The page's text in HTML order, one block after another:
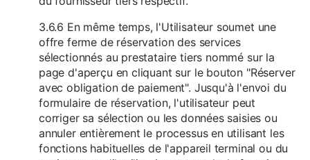
3.6.6 En même temps, l'Utilisateur soumet une
offre ferme de réservation des services
sélectionnés au prestataire tiers nommé sur la
page d'aperçu en cliquant sur le bouton "Réserver
avec obligation de paiement". Jusqu'à l'envoi du
formulaire de réservation, l'utilisateur peut
corriger sa sélection ou les données saisies ou
annuler entièrement le processus en utilisant les
fonctions habituelles de l'appareil terminal ou du